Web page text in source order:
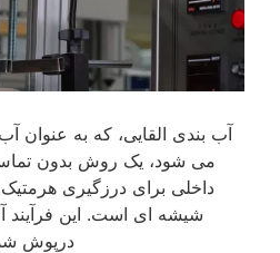
آب بندی القایی، که به عنوان
می شود، یک روش بدون
داخلی برای درزگیری
شیشه ای است. این
درپوش